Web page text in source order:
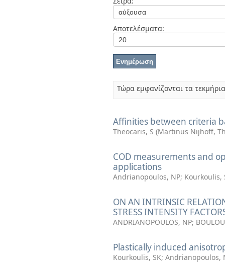
Αποτελέσματα:
Τώρα εμφανίζονται τα
Affinities between criteria
Theocaris, S (Martinus Nijhoff,
COD measurements and
applications
Andrianopoulos, NP; Kourkoulis,
ON AN INTRINSIC
STRESS INTENSITY
ANDRIANOPOULOS, NP;
Plastically induced
Kourkoulis, SK; Andrianopoulos,